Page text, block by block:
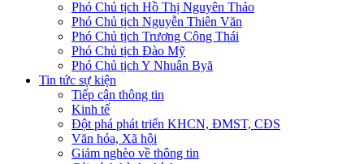
Phó Chủ tịch Hồ Thị Nguyên Thảo
Phó Chủ tịch Nguyễn Thiên Văn
Phó Chủ tịch Trương Công Thái
Phó Chủ tịch Đào Mỹ
Phó Chủ tịch Y Nhuân Byă
Tin tức sự kiện
Tiếp cận thông tin
Kinh tế
Đột phá phát triển KHCN, ĐMST, CĐS
Văn hóa, Xã hội
Giảm nghèo về thông tin